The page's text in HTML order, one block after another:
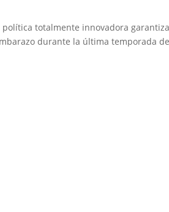
totalmente innovadora
durante la última temporada